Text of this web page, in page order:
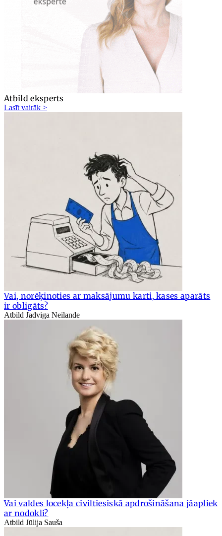
Atbild eksperts
Lasīt vairāk >
Vai, norēķinoties ar maksājumu karti, kases aparāts
ir obligāts?
Atbild Jadviga Neilande
Vai valdes locekļa civiltiesiskā apdrošināšana jāapliek
ar nodokli?
Atbild Jūlija Sauša